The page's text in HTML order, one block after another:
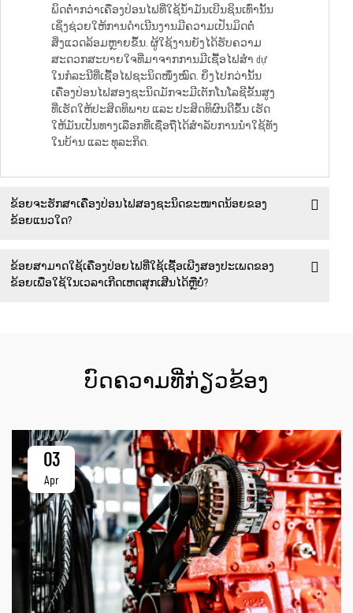
ພິດຕ່ຳກວ່າເຄື່ອງປ່ອນໄຟທີ່ໃຊ້ນ້ຳມັນເບີນຊິນເທົ່ານັ້ນ
ເຊິ່ງຊ່ວຍໃຫ້ການດຳເນີນງານມີຄວາມເປັນມິດຕໍ່
ສິ່ງແວດລ້ອມຫຼາຍຂຶ້ນ. ຜູ້ໃຊ້ງານຍັງໄດ້ຮັບຄວາມ
ສະດວກສະບາຍໃຈທີ່ມາຈາກການມີເຊື້ອໄຟສຳ dự
ໃນກໍລະນີທີ່ເຊື້ອໄຟຊະນິດໜຶ່ງໝົດ. ຍິ່ງໄປກວ່ານັ້ນ
ເຄື່ອງປ່ອນໄຟສອງຊະນິດມັກຈະມີເຕັກໂນໂລຊີຂັ້ນສູງ
ທີ່ເຮັດໃຫ້ປະສິດທິພາບ ແລະ ປະສິດທິຜົນດີຂຶ້ນ ເຮັດ
ໃຫ້ມັນເປັນທາງເລືອກທີ່ເຊື່ອຖືໄດ້ສຳລັບການນຳໃຊ້ທັງ
ໃນບ້ານ ແລະ ທຸລະກິດ.
ຂ້ອຍຈະຮັກສາເຄື່ອງປ່ອນໄຟສອງຊະນິດຂະໜາດນ້ອຍຂອງ
ຂ້ອຍແນວໃດ?
ຂ້ອຍສາມາດໃຊ້ເຄື່ອງປ່ອຍໄຟທີ່ໃຊ້ເຊື້ອເພີງສອງປະເພດຂອງ
ຂ້ອຍເພື່ອໃຊ້ໃນເວລາເກີດເຫດສຸກເສີນໄດ້ຫຼືບໍ່?
ບົດຄວາມທີ່ກ່ຽວຂ້ອງ
03
Apr